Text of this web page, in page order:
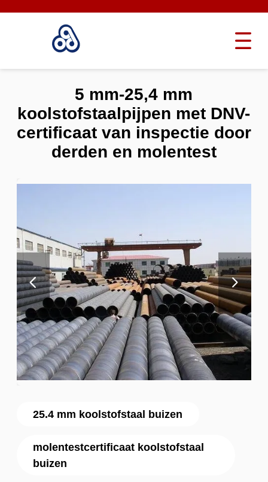
25.4 mm koolstofstaal buizen
molentestcertificaat koolstofstaal
buizen
5 mm-25,4 mm
koolstofstaalpijpen met DNV-
certificaat van inspectie door
derden en molentest